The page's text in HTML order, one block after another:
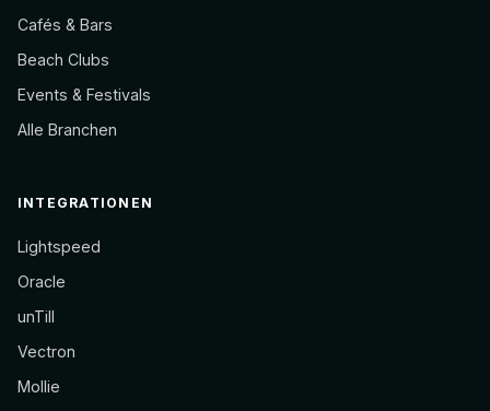
Cafés & Bars
Beach Clubs
Events & Festivals
Alle Branchen
INTEGRATIONEN
Lightspeed
Oracle
unTill
Vectron
Mollie